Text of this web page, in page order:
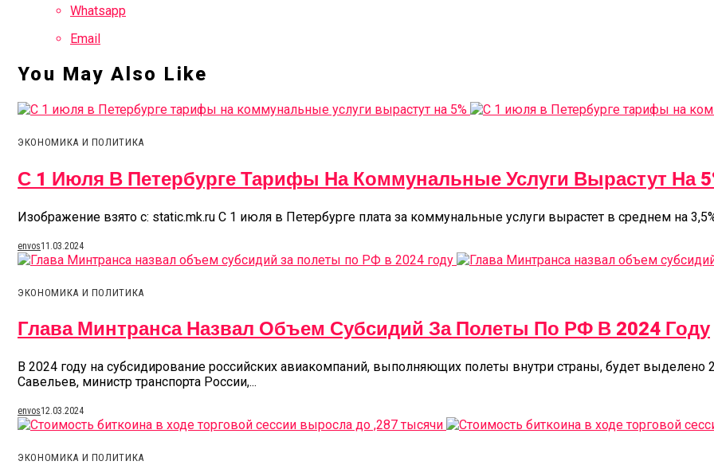
Whatsapp
Email
You May Also Like
ЭКОНОМИКА И ПОЛИТИКА
С 1 Июля В Петербурге Тарифы На Коммунальные Услуги Вырастут На
Изображение взято с: static.mk.ru С 1 июля в Петербурге плата за коммунальные услуги вырастет в среднем на
envos11.03.2024
ЭКОНОМИКА И ПОЛИТИКА
Глава Минтранса Назвал Объем Субсидий За Полеты По РФ В 2024 Году
В 2024 году на субсидирование российских авиакомпаний, выполняющих полеты внутри страны, будет
Савельев, министр транспорта России,...
envos12.03.2024
ЭКОНОМИКА И ПОЛИТИКА